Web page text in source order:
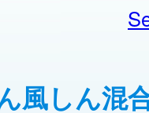
風しん混